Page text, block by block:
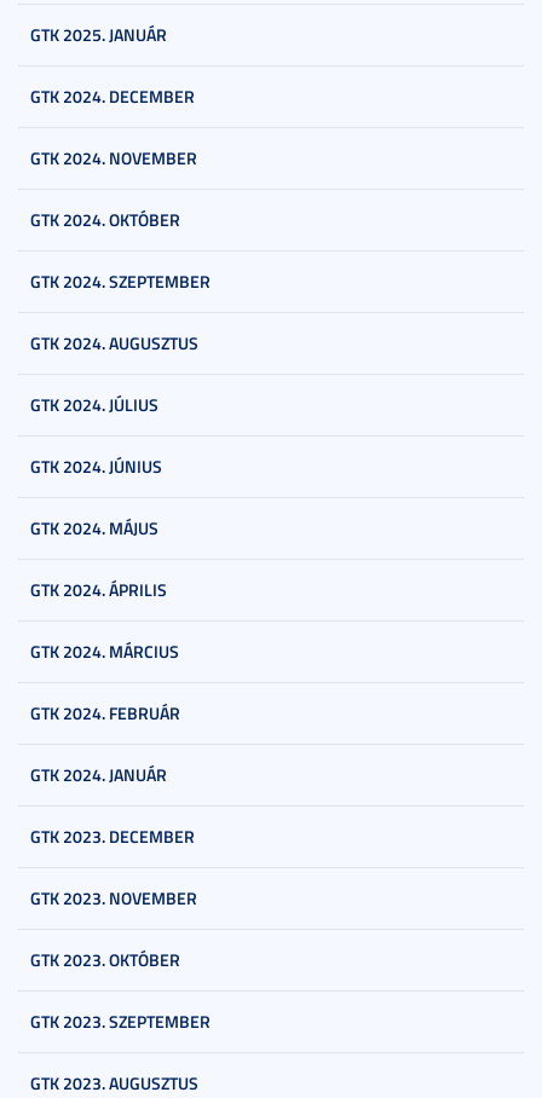
GTK 2025. JANUÁR
GTK 2024. DECEMBER
GTK 2024. NOVEMBER
GTK 2024. OKTÓBER
GTK 2024. SZEPTEMBER
GTK 2024. AUGUSZTUS
GTK 2024. JÚLIUS
GTK 2024. JÚNIUS
GTK 2024. MÁJUS
GTK 2024. ÁPRILIS
GTK 2024. MÁRCIUS
GTK 2024. FEBRUÁR
GTK 2024. JANUÁR
GTK 2023. DECEMBER
GTK 2023. NOVEMBER
GTK 2023. OKTÓBER
GTK 2023. SZEPTEMBER
GTK 2023. AUGUSZTUS